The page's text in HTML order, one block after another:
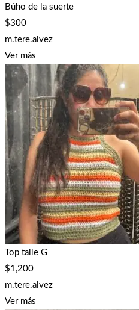
Búho de la suerte
$300
m.tere.alvez
Ver más
Top talle G
$1,200
m.tere.alvez
Ver más